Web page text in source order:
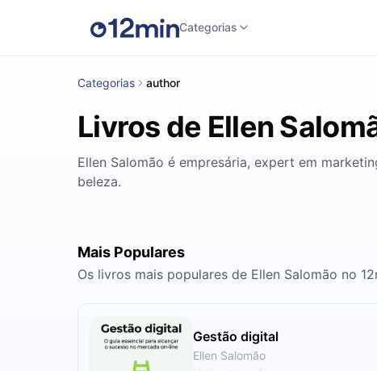
Categorias
Categorias author
Livros de Ellen
Ellen Salomão é empresária, expert em
beleza.
Mais Populares
Os livros mais populares de Ellen Salomão no
Gestão digital
Ellen Salomão